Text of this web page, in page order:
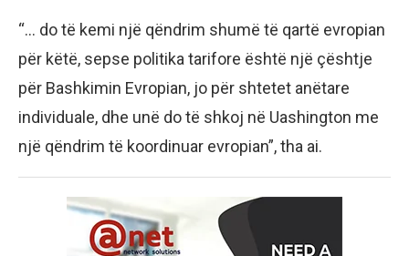
“… do të kemi një qëndrim shumë të qartë evropian
për këtë, sepse politika tarifore është një çështje
për Bashkimin Evropian, jo për shtetet anëtare
individuale, dhe unë do të shkoj në Uashington me
një qëndrim të koordinuar evropian”, tha ai.